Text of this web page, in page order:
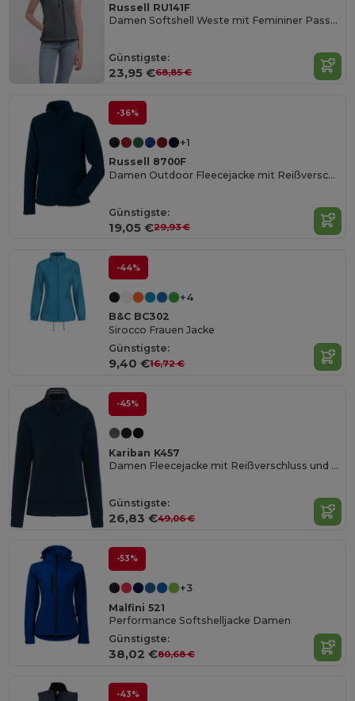
Russell RU141F
Damen Softshell Weste mit Femininer Passform
Günstigste:
23,95 €68,85 €
-36%
+1
Russell 8700F
Damen Outdoor Fleecejacke mit Reißverschluss
Günstigste:
19,05 €29,93 €
-44%
+4
B&C BC302
Sirocco Frauen Jacke
Günstigste:
9,40 €16,72 €
-45%
Kariban K457
Damen Fleecejacke mit Reißverschluss und Kontrastkragen
Günstigste:
26,83 €49,06 €
-53%
+3
Malfini 521
Performance Softshelljacke Damen
Günstigste:
38,02 €80,68 €
-43%